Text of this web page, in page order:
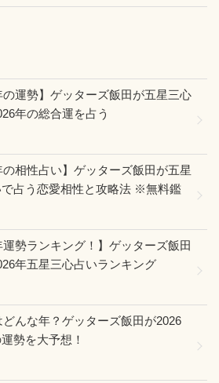
の運勢】ゲッターズ飯田が五星三心
年の総合運を占う
の相性占い】ゲッターズ飯田が五星
で占う恋愛相性と攻略法 ※無料鑑
運勢ランキング！】ゲッターズ飯田
年五星三心占いランキング
どんな年？ゲッターズ飯田が2026
勢を大予想！